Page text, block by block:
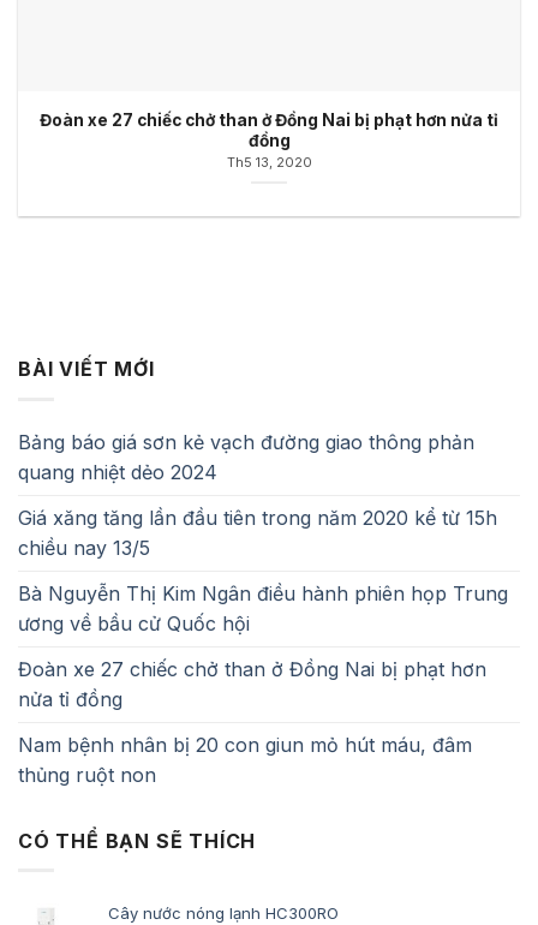
Đoàn xe 27 chiếc chở than ở Đồng Nai bị phạt hơn nửa tỉ
đồng
Th5 13, 2020
BÀI VIẾT MỚI
Bảng báo giá sơn kẻ vạch đường giao thông phản
quang nhiệt dẻo 2024
Giá xăng tăng lần đầu tiên trong năm 2020 kể từ 15h
chiều nay 13/5
Bà Nguyễn Thị Kim Ngân điều hành phiên họp Trung
ương về bầu cử Quốc hội
Đoàn xe 27 chiếc chở than ở Đồng Nai bị phạt hơn
nửa tỉ đồng
Nam bệnh nhân bị 20 con giun mỏ hút máu, đâm
thủng ruột non
CÓ THỂ BẠN SẼ THÍCH
Cây nước nóng lạnh HC300RO